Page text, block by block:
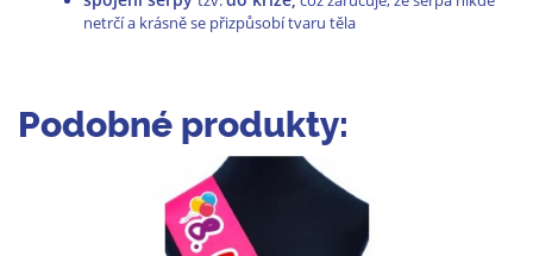
netrčí a krásně se přizpůsobí tvaru těla
Podobné produkty: